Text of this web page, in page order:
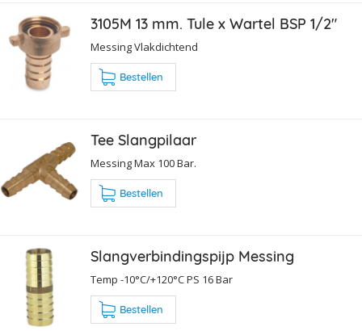
3105M 13 mm. Tule x Wartel BSP 1/2"
Messing Vlakdichtend
Bestellen
Tee Slangpilaar
Messing Max 100 Bar.
Bestellen
Slangverbindingspijp Messing
Temp -10°C/+120°C PS 16 Bar
Bestellen